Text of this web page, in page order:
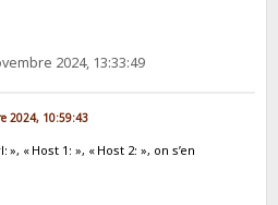
2024, 13:33:49
2024, 10:59:43
« Host 1: », « Host 2: », on s’en